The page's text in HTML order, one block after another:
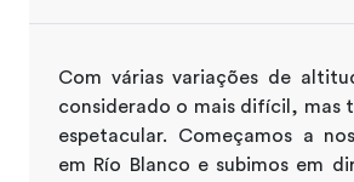
Com várias variações de
considerado o mais difícil, mas
espetacular. Começamos a
em Río Blanco e subimos em